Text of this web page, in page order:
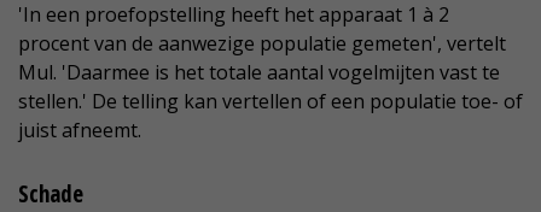
'In een proefopstelling heeft het apparaat 1 à 2
procent van de aanwezige populatie gemeten', vertelt
Mul. 'Daarmee is het totale aantal vogelmijten vast te
stellen.' De telling kan vertellen of een populatie toe- of
juist afneemt.
Schade